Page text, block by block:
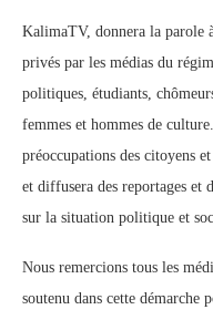
KalimaTV, donnera la parole
privés par les médias du
politiques, étudiants,
femmes et hommes de
préoccupations des citoyens
et diffusera des reportages et
sur la situation politique et
Nous remercions tous les
soutenu dans cette